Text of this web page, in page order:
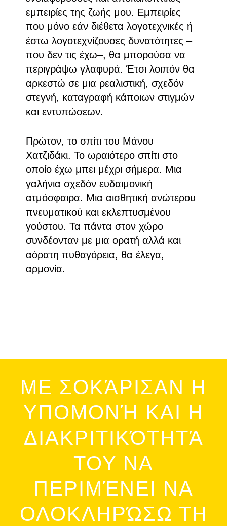
εμπειρίες της ζωής μου. Εμπειρίες
που μόνο εάν διέθετα λογοτεχνικές ή
έστω λογοτεχνίζουσες δυνατότητες –
που δεν τις έχω–, θα μπορούσα να
περιγράψω γλαφυρά. Έτσι λοιπόν θα
αρκεστώ σε μια ρεαλιστική, σχεδόν
στεγνή, καταγραφή κάποιων στιγμών
και εντυπώσεων.
Πρώτον, το σπίτι του Μάνου
Χατζιδάκι. Το ωραιότερο σπίτι στο
οποίο έχω μπει μέχρι σήμερα. Μια
γαλήνια σχεδόν ευδαιμονική
ατμόσφαιρα. Μια αισθητική ανώτερου
πνευματικού και εκλεπτυσμένου
γούστου. Τα πάντα στον χώρο
συνδέονταν με μια ορατή αλλά και
αόρατη πυθαγόρεια, θα έλεγα,
αρμονία.
ΜΕ ΣΟΚΆΡΙΣΑΝ Η
ΥΠΟΜΟΝΉ ΚΑΙ Η
ΔΙΑΚΡΙΤΙΚΌΤΗΤΆ
ΤΟΥ ΝΑ
ΠΕΡΙΜΈΝΕΙ ΝΑ
ΟΛΟΚΛΗΡΏΣΩ ΤΗ